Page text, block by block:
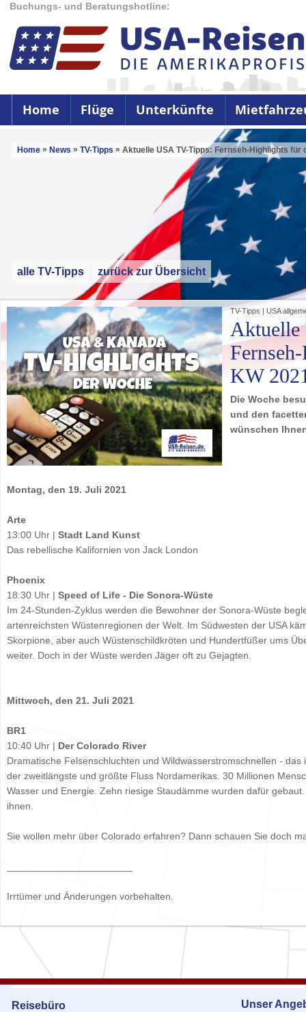
Buchungs- und Beratungshotline:
Home Flüge Unterkünfte
Home » News » TV-Tipps » Aktuelle USA TV-Tipps: Fernseh-Highlights für
alle TV-Tipps zurück zur Übersicht
TV-Tipps | USA
Aktuelle
KW
Die Woche
und den
wünschen
Montag, den 19. Juli 2021
Arte
13:00 Uhr | Stadt Land Kunst
Das rebellische Kalifornien von Jack London
Phoenix
18:30 Uhr | Speed of Life - Die Sonora-Wüste
Im 24-Stunden-Zyklus werden die Bewohner der Sonora-Wüste
artenreichsten Wüstenregionen der Welt. Im Südwesten der USA
Skorpione, aber auch Wüstenschildkröten und Hundertfüßer ums
weiter. Doch in der Wüste werden Jäger oft zu Gejagten.
Mittwoch, den 21. Juli 2021
BR1
10:40 Uhr | Der Colorado River
Dramatische Felsenschluchten und Wildwasserstromschnellen -
der zweitlängste und größte Fluss Nordamerikas. 30 Millionen
Wasser und Energie. Zehn riesige Staudämme wurden dafür
ihnen.
Sie wollen mehr über Colorado erfahren? Dann schauen Sie doch
Irrtümer und Änderungen vorbehalten.
Reisebüro Unser